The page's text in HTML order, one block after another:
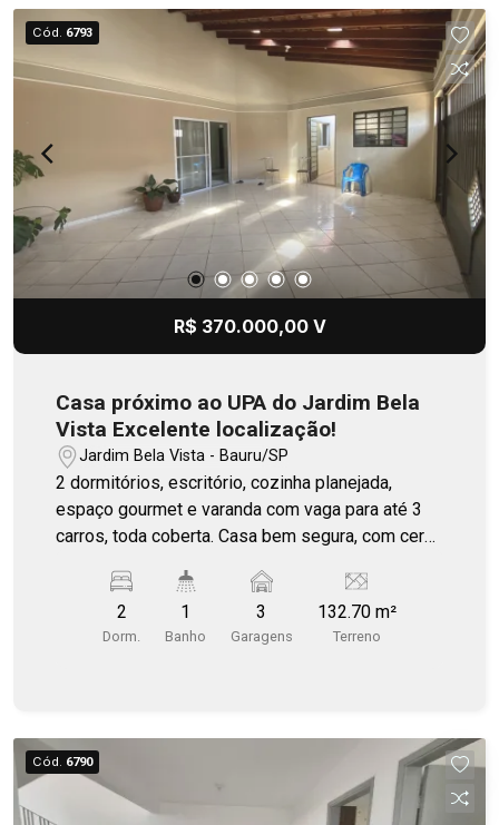
Cód. 6793
R$ 370.000,00 V
Casa próximo ao UPA do Jardim Bela
Vista Excelente localização!
Jardim Bela Vista - Bauru/SP
2 dormitórios, escritório, cozinha planejada,
espaço gourmet e varanda com vaga para até 3
carros, toda coberta. Casa bem segura, com cerca
principais avenidas, garantindo praticidade no dia
a dia. Excelente oportunidade, com ótimo custo-
benefício.
2
Dorm.
1
Banho
3
Garagens
132.70 m²
Terreno
Cód. 6790